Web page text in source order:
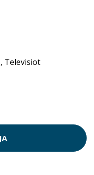
, Televisiot